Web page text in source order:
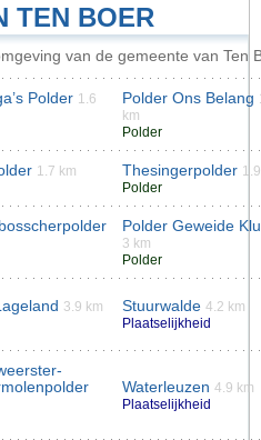
TEN BOER
van de gemeente van Ten
Polder 1.6
Polder Ons Belang
km
Polder
1.7 km
Thesingerpolder
Polder
Polder Geweide
3 km
Polder
3.9 km
Stuurwalde 4.2 km
Plaatselijkheid
Waterleuzen 4.9 km
Plaatselijkheid